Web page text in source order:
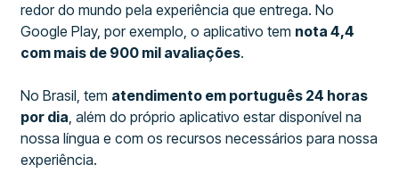
redor do mundo pela experiência que entrega. No
Google Play, por exemplo, o aplicativo tem nota 4,4
com mais de 900 mil avaliações.
No Brasil, tem atendimento em português 24 horas
por dia, além do próprio aplicativo estar disponível na
nossa língua e com os recursos necessários para nossa
experiência.